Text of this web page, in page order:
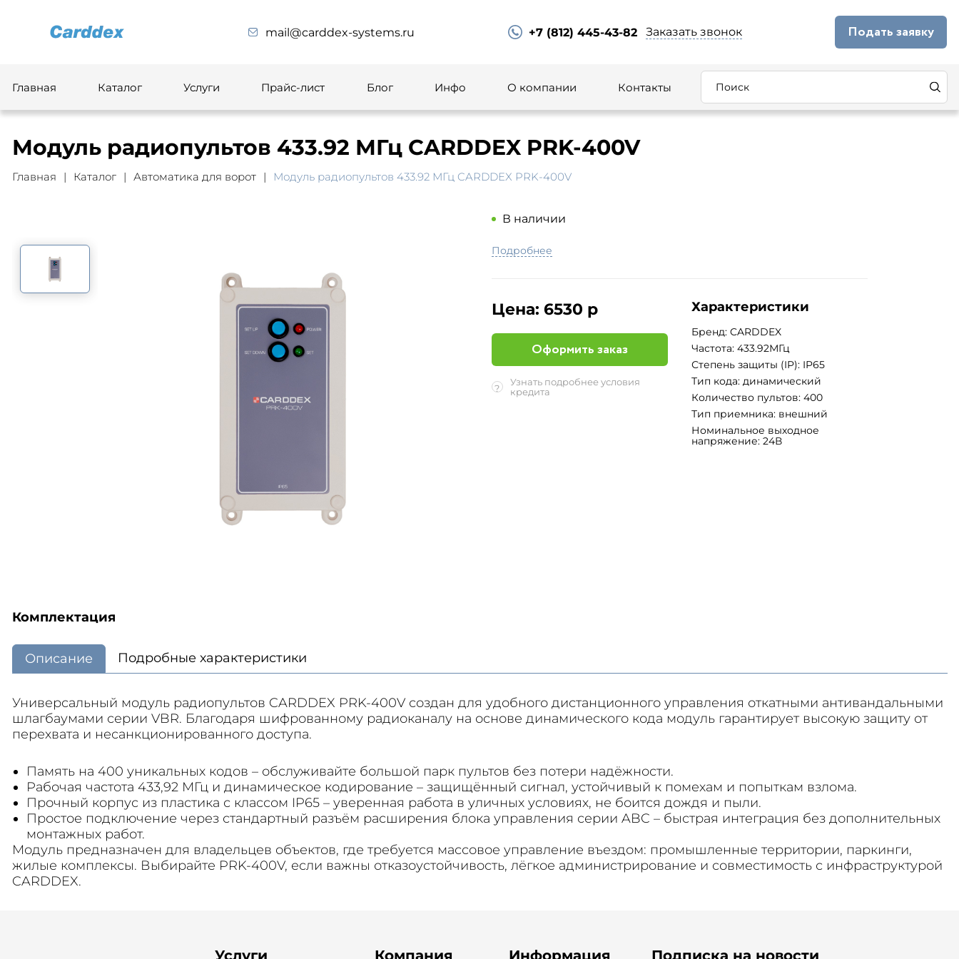
mail@carddex-systems.ru +7 (812) 445-43-82 Заказать звонок Подать заявку
Главная Каталог Услуги Прайс-лист Блог Инфо О компании Контакты
Модуль радиопультов 433.92 МГц CARDDEX PRK-400V
Главная Каталог Автоматика для ворот Модуль радиопультов 433.92 МГц CARDDEX PRK-400V
В наличии
Подробнее
Цена: 6530 р
Оформить заказ
?
Узнать подробнее условия
кредита
Характеристики
Бренд: CARDDEX
Частота: 433.92МГц
Степень защиты (IP): IP65
Тип кода: динамический
Количество пультов: 400
Тип приемника: внешний
Номинальное выходное
напряжение: 24В
Комплектация
Описание Подробные характеристики
Универсальный модуль радиопультов CARDDEX PRK-400V создан для удобного дистанционного управления откатными антивандальными
шлагбаумами серии VBR. Благодаря шифрованному радиоканалу на основе динамического кода модуль гарантирует высокую защиту от
перехвата и несанкционированного доступа.
Память на 400 уникальных кодов – обслуживайте большой парк пультов без потери надёжности.
Рабочая частота 433,92 МГц и динамическое кодирование – защищённый сигнал, устойчивый к помехам и попыткам взлома.
Прочный корпус из пластика с классом IP65 – уверенная работа в уличных условиях, не боится дождя и пыли.
Простое подключение через стандартный разъём расширения блока управления серии ABC – быстрая интеграция без дополнительных
монтажных работ.
Модуль предназначен для владельцев объектов, где требуется массовое управление въездом: промышленные территории, паркинги,
жилые комплексы. Выбирайте PRK-400V, если важны отказоустойчивость, лёгкое администрирование и совместимость с инфраструктурой
CARDDEX.
Услуги Компания Информация Подписка на новости